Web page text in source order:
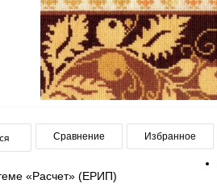
Сравнение Избранное
«Расчет» (ЕРИП)